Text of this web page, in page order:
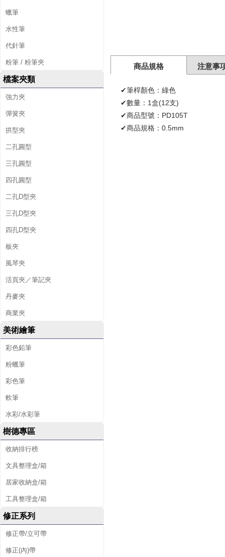
蠟筆
水性筆
代針筆
粉筆 / 粉筆夾
檔案夾類
強力夾
彈簧夾
拱型夾
二孔圓型
三孔圓型
四孔圓型
二孔D型夾
三孔D型夾
四孔D型夾
板夾
風琴夾
活頁夾／筆記夾
丹麥夾
商業夾
美術繪筆
彩色鉛筆
粉蠟筆
彩色筆
軟筆
水彩/水彩筆
樹德專區
收納排行榜
文具整理盒/箱
居家收納盒/箱
工具整理盒/箱
修正系列
修正帶/立可帶
修正(內)帶
商品規格 注意事
✔筆桿顏色：綠色
✔數量：1盒(12支)
✔商品型號：PD105T
✔商品規格：0.5mm